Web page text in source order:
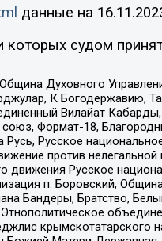
данные на
судом
Духовного
К Богодержавию,
Вилайат
Формат-18,
Русское
против
Русское
п. Боровский,
Бандеры, Братство,
крымскотатарского